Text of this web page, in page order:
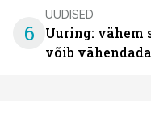
6
UUDISED
Uuring: vähem
võib